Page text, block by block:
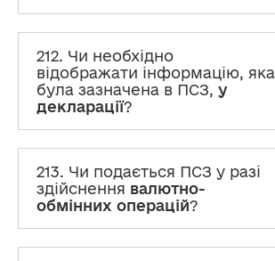
212. Чи необхідно
відображати інформацію, яка
була зазначена в ПСЗ, у
декларації?
213. Чи подається ПСЗ у разі
здійснення валютно-
обмінних операцій?